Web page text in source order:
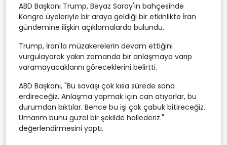
ABD Başkanı Trump, Beyaz Saray'ın bahçesinde
Kongre üyeleriyle bir araya geldiği bir etkinlikte İran
gündemine ilişkin açıklamalarda bulundu.
Trump, İran'la müzakerelerin devam ettiğini
vurgulayarak yakın zamanda bir anlaşmaya varıp
varamayacaklarını göreceklerini belirtti.
ABD Başkanı, "Bu savaşı çok kısa sürede sona
erdireceğiz. Anlaşma yapmak için can atıyorlar, bu
durumdan bıktılar. Bence bu işi çok çabuk bitireceğiz.
Umarım bunu güzel bir şekilde hallederiz."
değerlendirmesini yaptı.